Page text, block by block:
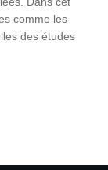
comme les
des études